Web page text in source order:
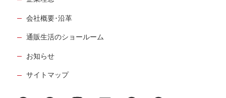
会社概要･沿革
通販生活のショールーム
お知らせ
サイトマップ